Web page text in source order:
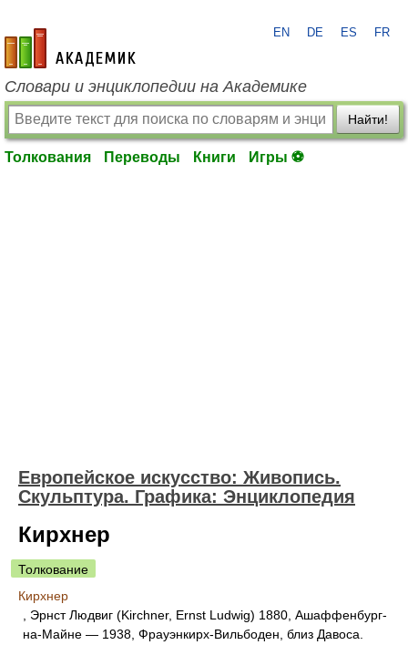
academic.ru
EN DE ES FR
Словари и энциклопедии на Академике
Найти!
Толкования Переводы Книги Игры ⚽
Европейское искусство: Живопись.
Скульптура. Графика: Энциклопедия
Кирхнер
Толкование
Кирхнер
, Эрнст Людвиг (Kirchner, Ernst Ludwig) 1880, Ашаффенбург-
на-Майне — 1938, Фрауэнкирх-Вильбоден, близ Давоса.